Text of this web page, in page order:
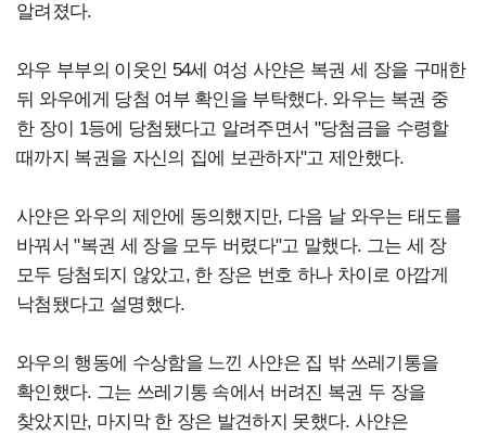
알려졌다.
와우 부부의 이웃인 54세 여성 사얀은 복권 세 장을 구매한
뒤 와우에게 당첨 여부 확인을 부탁했다. 와우는 복권 중
한 장이 1등에 당첨됐다고 알려주면서 "당첨금을 수령할
때까지 복권을 자신의 집에 보관하자"고 제안했다.
사얀은 와우의 제안에 동의했지만, 다음 날 와우는 태도를
바꿔서 "복권 세 장을 모두 버렸다"고 말했다. 그는 세 장
모두 당첨되지 않았고, 한 장은 번호 하나 차이로 아깝게
낙첨됐다고 설명했다.
와우의 행동에 수상함을 느낀 사얀은 집 밖 쓰레기통을
확인했다. 그는 쓰레기통 속에서 버려진 복권 두 장을
찾았지만, 마지막 한 장은 발견하지 못했다. 사얀은